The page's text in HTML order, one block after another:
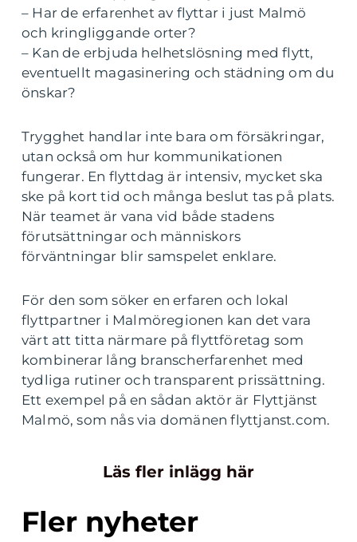
– Har de erfarenhet av flyttar i just Malmö
och kringliggande orter?
– Kan de erbjuda helhetslösning med flytt,
eventuellt magasinering och städning om du
önskar?
Trygghet handlar inte bara om försäkringar,
utan också om hur kommunikationen
fungerar. En flyttdag är intensiv, mycket ska
ske på kort tid och många beslut tas på plats.
När teamet är vana vid både stadens
förutsättningar och människors
förväntningar blir samspelet enklare.
För den som söker en erfaren och lokal
flyttpartner i Malmöregionen kan det vara
värt att titta närmare på flyttföretag som
kombinerar lång branscherfarenhet med
tydliga rutiner och transparent prissättning.
Ett exempel på en sådan aktör är Flyttjänst
Malmö, som nås via domänen flyttjanst.com.
Läs fler inlägg här
Fler nyheter